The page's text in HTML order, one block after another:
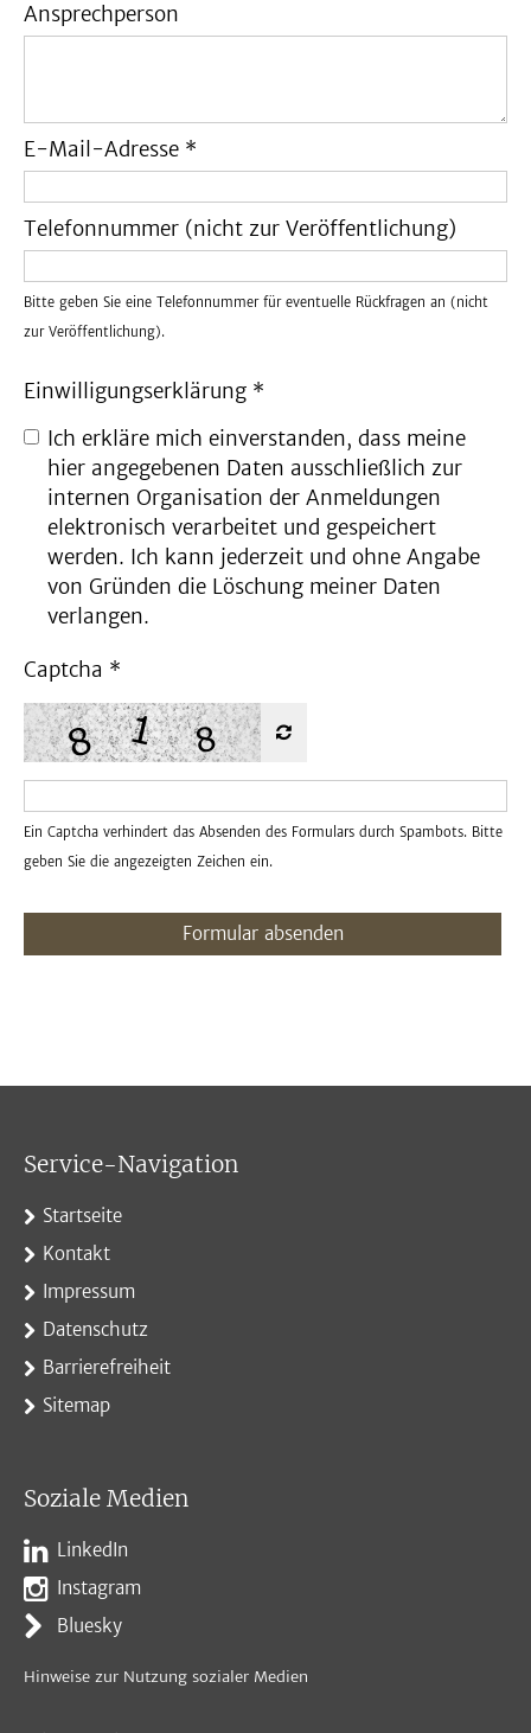
Ansprechperson
E-Mail-Adresse *
Telefonnummer (nicht zur Veröffentlichung)
Bitte geben Sie eine Telefonnummer für eventuelle Rückfragen an (nicht
zur Veröffentlichung).
Einwilligungs­erklärung *
Ich erkläre mich einverstanden, dass meine
hier angegebenen Daten ausschließlich zur
internen Organisation der Anmeldungen
elektronisch verarbeitet und gespeichert
werden. Ich kann jederzeit und ohne Angabe
von Gründen die Löschung meiner Daten
verlangen.
Captcha *
Ein Captcha verhindert das Absenden des Formulars durch Spambots. Bitte
geben Sie die angezeigten Zeichen ein.
Formular absenden
Service-Navigation
Startseite
Kontakt
Impressum
Datenschutz
Barrierefreiheit
Sitemap
Soziale Medien
LinkedIn
Instagram
Bluesky
Hinweise zur Nutzung sozialer Medien